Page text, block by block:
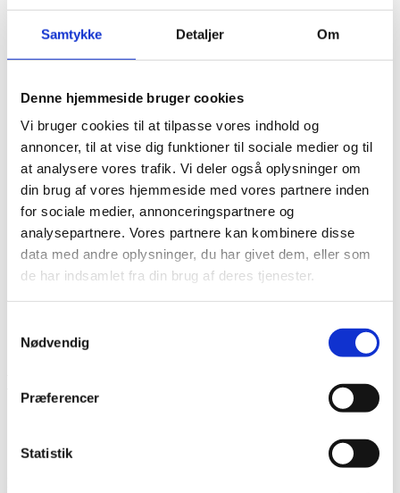
Samtykke Detaljer Om
Denne hjemmeside bruger cookies
Vi bruger cookies til at tilpasse vores indhold og
annoncer, til at vise dig funktioner til sociale medier og til
at analysere vores trafik. Vi deler også oplysninger om
din brug af vores hjemmeside med vores partnere inden
for sociale medier, annonceringspartnere og
analysepartnere. Vores partnere kan kombinere disse
data med andre oplysninger, du har givet dem, eller som
de har indsamlet fra din brug af deres tjenester.
Nødvendig
Præferencer
Statistik
Projektimplementering (ToRF)
Faglig rådgiving
Verdenskort
Det diakonale arbejde
Det kristne livssyn
Forandringsteori
Udviklingssyn
Hvordan arbejder vi?
Folkelig forankring
Organisation
Bestyrelse og Bevillingsudvalg
Økonomi
Medlemmer og partnere
Se flere kontaktoplysninger
Kalender
Menighedsbaseret Diakoni Etiopien
Land